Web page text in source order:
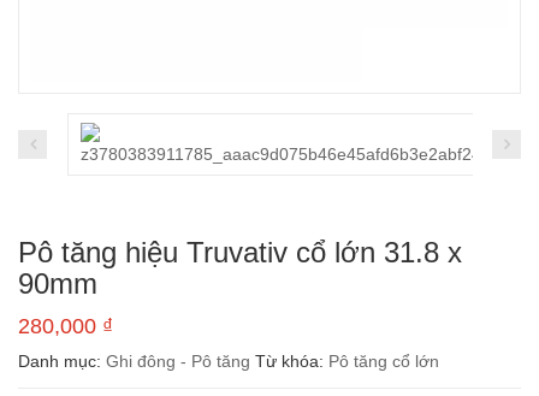
Pô tăng hiệu Truvativ cổ lớn 31.8 x
90mm
280,000 ₫
Danh mục: Ghi đông - Pô tăng Từ khóa: Pô tăng cổ lớn